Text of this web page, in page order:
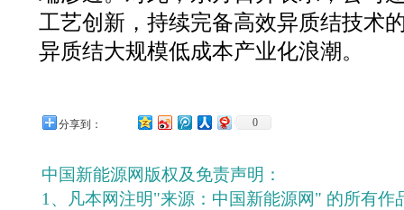
工艺创新，持续完备高效异质结技术
异质结大规模低成本产业化浪潮。
分享到： 0
中国新能源网版权及免责声明：
1、凡本网注明"来源：中国新能源网" 的所有作